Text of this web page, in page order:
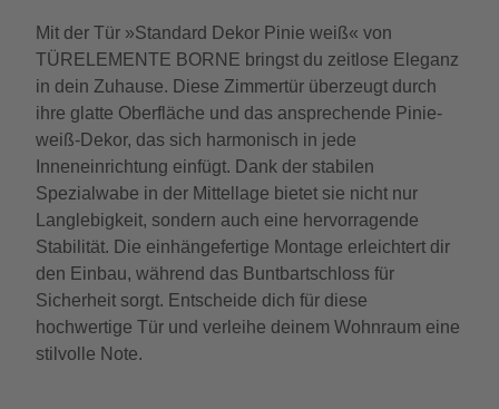
Mit der Tür »Standard Dekor Pinie weiß« von
TÜRELEMENTE BORNE bringst du zeitlose Eleganz
in dein Zuhause. Diese Zimmertür überzeugt durch
ihre glatte Oberfläche und das ansprechende Pinie-
weiß-Dekor, das sich harmonisch in jede
Inneneinrichtung einfügt. Dank der stabilen
Spezialwabe in der Mittellage bietet sie nicht nur
Langlebigkeit, sondern auch eine hervorragende
Stabilität. Die einhängefertige Montage erleichtert dir
den Einbau, während das Buntbartschloss für
Sicherheit sorgt. Entscheide dich für diese
hochwertige Tür und verleihe deinem Wohnraum eine
stilvolle Note.